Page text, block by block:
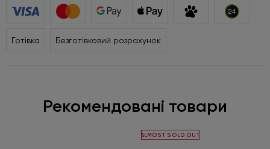
Готівка Безготівковий розрахунок
Рекомендовані товари
ALMOST SOLD OUT